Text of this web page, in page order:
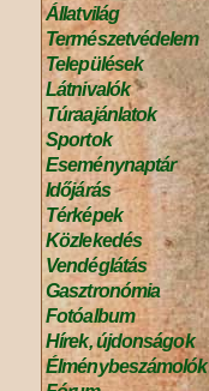
Állatvilág
Természetvédelem
Települések
Látnivalók
Túraajánlatok
Sportok
Eseménynaptár
Időjárás
Térképek
Közlekedés
Vendéglátás
Gasztronómia
Fotóalbum
Hírek, újdonságok
Élménybeszámolók